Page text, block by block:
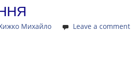
Михайло Leave a comment